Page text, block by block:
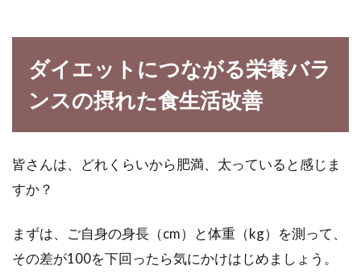
ダイエットにつながる栄養バラ
ンスの摂れた食生活改善
皆さんは、どれくらいから肥満、太っていると感じま
すか？
まずは、ご自身の身長（cm）と体重（kg）を測って、
その差が100を下回ったら気にかけはじめましょう。